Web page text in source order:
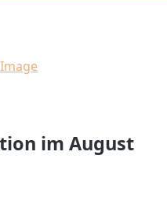
im August